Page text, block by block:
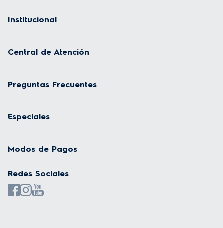
Institucional
Central de Atención
Preguntas Frecuentes
Especiales
Modos de Pagos
Redes Sociales